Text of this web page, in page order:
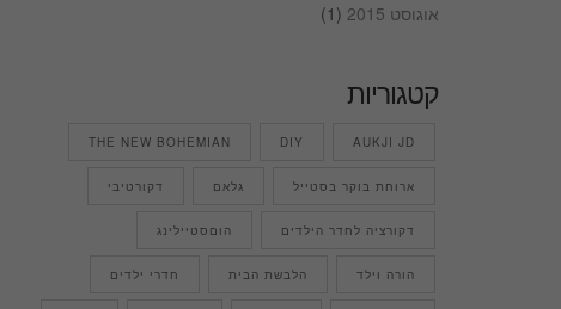
אוגוסט 2015
(1)
קטגוריות
AUKJI JD
DIY
THE NEW BOHEMIAN
ארוחת בוקר בסטייל גלאם דקורטיבי
דקורציה לחדר הילדים הוםסטיילינג
הורה וילד הלבשת הבית חדרי ילדים